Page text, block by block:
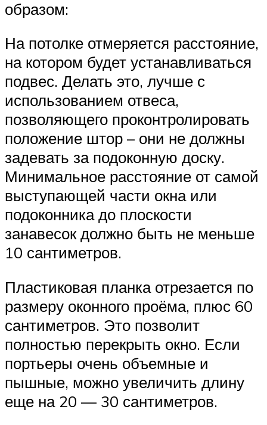
образом:
На потолке отмеряется расстояние,
на котором будет устанавливаться
подвес. Делать это, лучше с
использованием отвеса,
позволяющего проконтролировать
положение штор – они не должны
задевать за подоконную доску.
Минимальное расстояние от самой
выступающей части окна или
подоконника до плоскости
занавесок должно быть не меньше
10 сантиметров.
Пластиковая планка отрезается по
размеру оконного проёма, плюс 60
сантиметров. Это позволит
полностью перекрыть окно. Если
портьеры очень объемные и
пышные, можно увеличить длину
еще на 20 — 30 сантиметров.